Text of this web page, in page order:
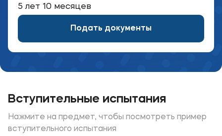
Среднее профессиональное образование
Высшее образование
Дополнительное профессиональное образование
Новости
Контакты
5 лет 10 месяцев
Подать документы
Вступительные испытания
Нажмите на предмет, чтобы посмотреть пример
вступительного испытания